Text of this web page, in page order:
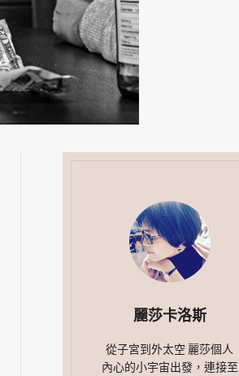
麗莎卡洛斯
從子宮到外太空 麗莎個人
內心的小宇宙出發，連接至